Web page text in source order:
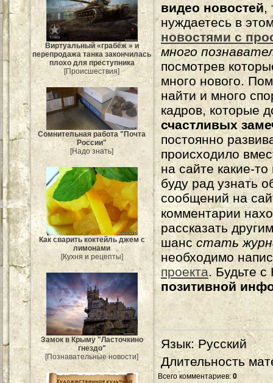
Виртуальный «грабёж » и
перепродажа танка закончилась
плохо для преступника
[Происшествия]
Сомнительная работа "Почта
России"
[Надо знать]
Как сварить коктейль джем с
лимонами
[Кухня и рецепты]
Замок в Крыму "Ласточкино
гнездо"
[Познавательные новости]
видео новостей,
нуждаетесь в
новостями с
много
посмотрев
много нового.
найти и много
кадров, которые
счастливых
постоянно
происходило
на сайте какие-
буду рад узнать
сообщений на
комментарии
рассказать
шанс стать
необходимо
проекта. Будьте
позитивной
Язык: Русский
Длительность
Всего комментариев: 0